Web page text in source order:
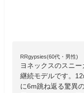
RRgypsies(60代・男性)
ヨネックスのスニ
継続モデルです。
に6m跳ね返る驚異